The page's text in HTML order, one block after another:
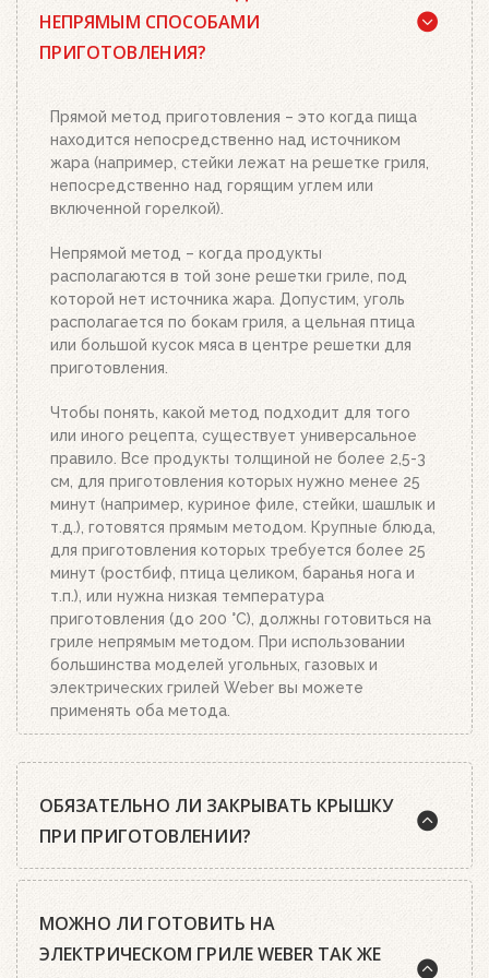
брикеты Weber, кубики для розжига, а также наш
необходимым количеством угля или брикетов,
решетку для угля и подожгите их. Сверху
поставьте заполненный углем или брикетами
стартер. Больше ничего делать не нужно.
Топливо разгорится полностью за 20-30 минут, в
зависимости от количества угля или брикетов.
Когда верхний уголь станет красным, а слой
брикетов покроется белым пеплом, высыпьте
уголь из стартера на решетку для угля. Жар
будет просто отличным!
НЕПРЯМЫМ СПОСОБАМИ
ПРИГОТОВЛЕНИЯ?
Прямой метод приготовления – это когда пища
находится непосредственно над источником
жара (например, стейки лежат на решетке гриля,
непосредственно над горящим углем или
включенной горелкой).
Непрямой метод – когда продукты
располагаются в той зоне решетки гриле, под
которой нет источника жара. Допустим, уголь
располагается по бокам гриля, а цельная птица
или большой кусок мяса в центре решетки для
приготовления.
Чтобы понять, какой метод подходит для того
или иного рецепта, существует универсальное
правило. Все продукты толщиной не более 2,5-3
см, для приготовления которых нужно менее 25
минут (например, куриное филе, стейки, шашлык и
т.д.), готовятся прямым методом. Крупные блюда,
для приготовления которых требуется более 25
минут (ростбиф, птица целиком, баранья нога и
т.п.), или нужна низкая температура
приготовления (до 200 °C), должны готовиться на
гриле непрямым методом. При использовании
большинства моделей угольных, газовых и
электрических грилей Weber вы можете
применять оба метода.
ОБЯЗАТЕЛЬНО ЛИ ЗАКРЫВАТЬ КРЫШКУ
ПРИ ПРИГОТОВЛЕНИИ?
готовить на гриле с закрытой крышкой. А среди
гриль-мастеров есть такое правило: чтобы
МОЖНО ЛИ ГОТОВИТЬ НА
ЭЛЕКТРИЧЕСКОМ ГРИЛЕ WEBER ТАК ЖЕ